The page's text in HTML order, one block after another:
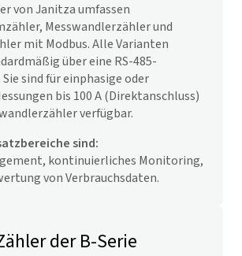
von Janitza umfassen
Messwandlerzähler und
mit Modbus. Alle Varianten
über eine RS-485-
sind für einphasige oder
bis 100 A (Direktanschluss)
verfügbar.
sind:
kontinuierliches Monitoring,
von Verbrauchsdaten.
der B-Serie